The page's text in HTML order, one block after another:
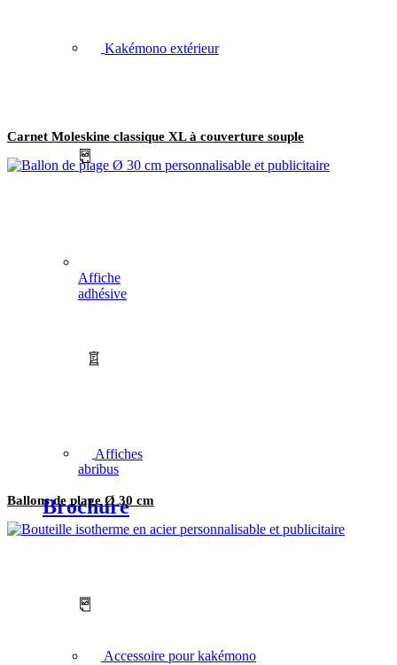
Affiches
abribus
Brochure
Affiche
adhésive
Kakémono extérieur
Accessoire pour kakémono
Carnet Moleskine classique XL à couverture souple
Ballons de plage Ø 30 cm